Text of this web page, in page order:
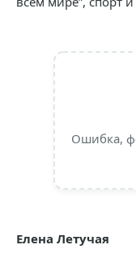
Ошибка,
Елена Летучая